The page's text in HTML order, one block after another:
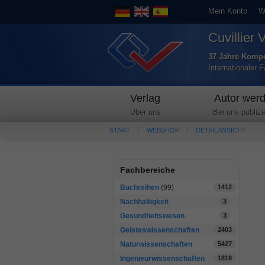
Mein Konto
Cuvillier
37 Jahre
Internationaler
Verlag
Über uns
Autor
Bei uns
START WEBSHOP DETAILANSICHT
Fachbereiche
Buchreihen (99) 1412
Nachhaltigkeit 3
Gesundheitswesen 3
Geisteswissenschaften 2403
Naturwissenschaften 5427
Ingenieurwissenschaften 1818